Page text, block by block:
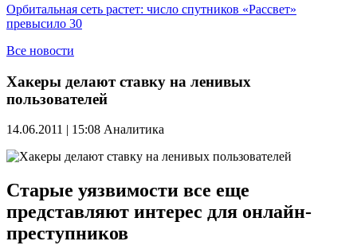
Орбитальная сеть растет: число спутников «Рассвет»
превысило 30
Все новости
Хакеры делают ставку на ленивых
пользователей
14.06.2011 | 15:08 Аналитика
Старые уязвимости все еще
представляют интерес для онлайн-
преступников